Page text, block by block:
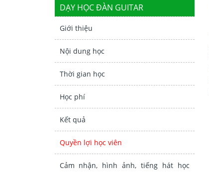
DẠY HỌC ĐÀN GUITAR
Giới thiệu
Nội dung học
Thời gian học
Học phí
Kết quả
Quyền lợi học viên
Cảm nhận, hình ảnh, tiếng hát học